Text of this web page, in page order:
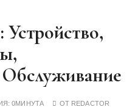
Обслуживание
0МИНУТА ОТ REDACTOR